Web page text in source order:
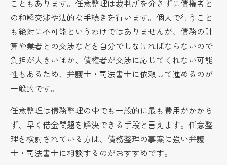
こともあります。任意整理は裁判所を介さずに債権者と
の和解交渉や法的な手続きを行います。個人で行うこと
も絶対に不可能というわけではありませんが、債務の計
算や業者との交渉などを自分でしなければならないので
負担が大きいほか、債権者が交渉に応じてくれない可能
性もあるため、弁護士・司法書士に依頼して進めるのが
一般的です。
任意整理は債務整理の中でも一般的に最も費用がかから
ず、早く借金問題を解決できる手段と言えます。任意整
理を検討されている方は、債務整理の事案に強い弁護
士・司法書士に相談するのがおすすめです。